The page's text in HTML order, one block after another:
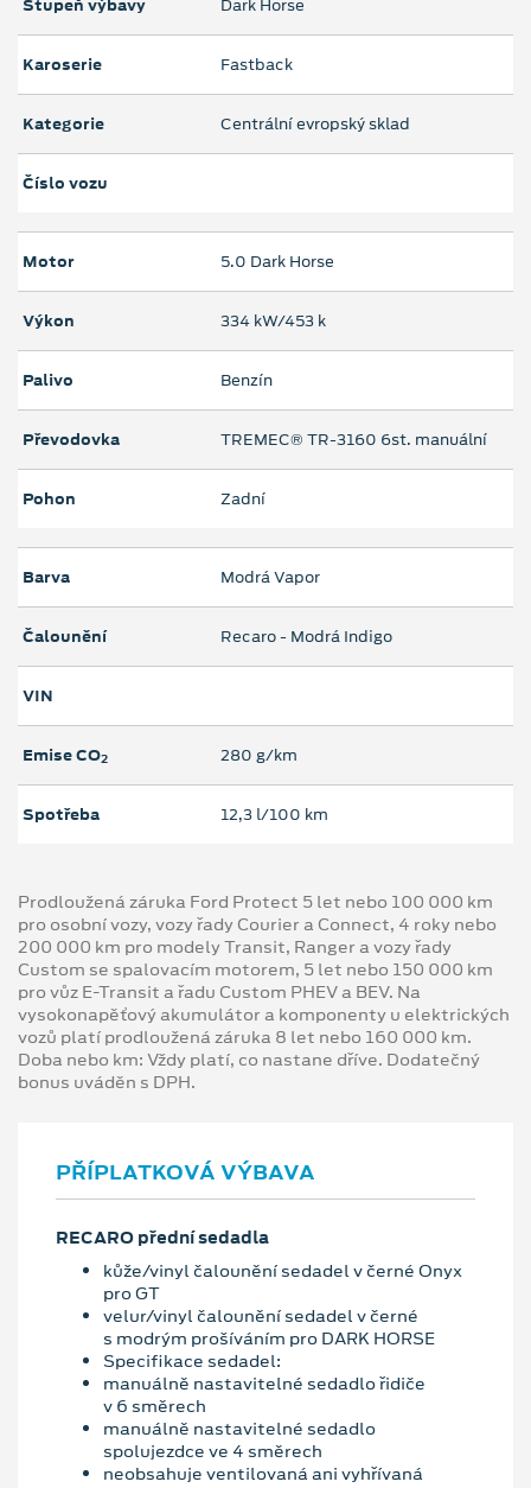
Stupeň výbavy Dark Horse
Karoserie Fastback
Kategorie Centrální evropský sklad
Číslo vozu
Motor 5.0 Dark Horse
Výkon 334 kW/453 k
Palivo Benzín
Převodovka TREMEC® TR-3160 6st. manuální
Pohon Zadní
Barva Modrá Vapor
Čalounění Recaro - Modrá Indigo
VIN
Emise CO2 280 g/km
Spotřeba 12,3 l/100 km
Prodloužená záruka Ford Protect 5 let nebo 100 000 km
pro osobní vozy, vozy řady Courier a Connect, 4 roky nebo
200 000 km pro modely Transit, Ranger a vozy řady
Custom se spalovacím motorem, 5 let nebo 150 000 km
pro vůz E-Transit a řadu Custom PHEV a BEV. Na
vysokonapěťový akumulátor a komponenty u elektrických
vozů platí prodloužená záruka 8 let nebo 160 000 km.
Doba nebo km: Vždy platí, co nastane dříve. Dodatečný
bonus uváděn s DPH.
PŘÍPLATKOVÁ VÝBAVA
RECARO přední sedadla
kůže/vinyl čalounění sedadel v černé Onyx
pro GT
velur/vinyl čalounění sedadel v černé
s modrým prošíváním pro DARK HORSE
Specifikace sedadel:
manuálně nastavitelné sedadlo řidiče
v 6 směrech
manuálně nastavitelné sedadlo
spolujezdce ve 4 směrech
neobsahuje ventilovaná ani vyhřívaná